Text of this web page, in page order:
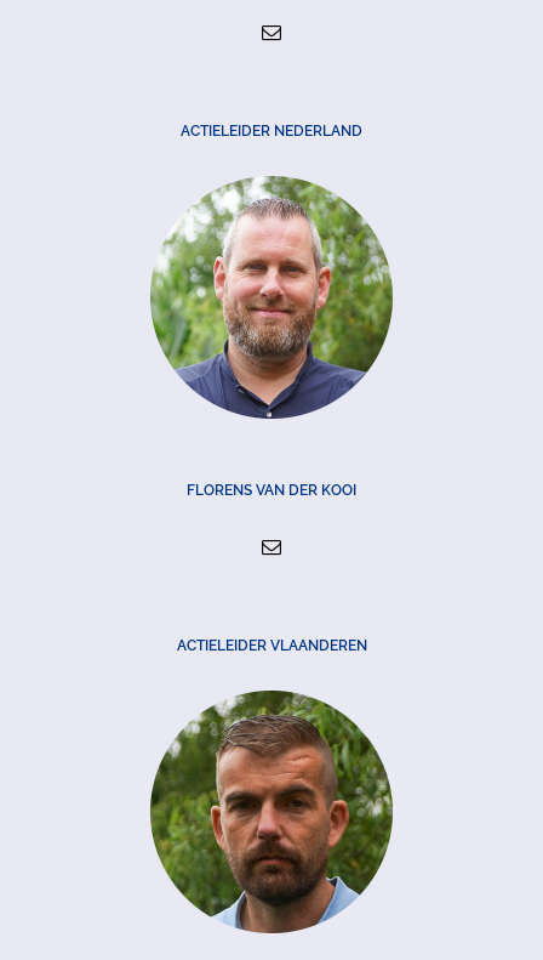
ACTIELEIDER NEDERLAND
FLORENS VAN DER KOOI
ACTIELEIDER VLAANDEREN